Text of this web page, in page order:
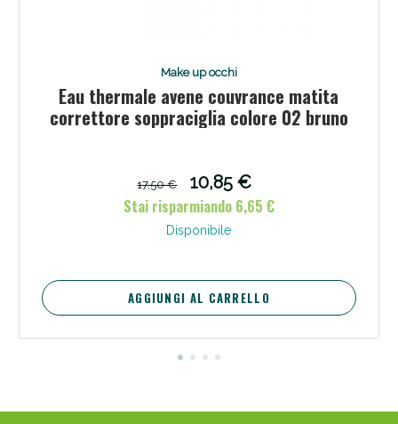
Make up occhi
Eau thermale avene couvrance matita
correttore soppraciglia colore 02 bruno
17,50 €
10,85 €
Stai risparmiando 6,65 €
Disponibile
AGGIUNGI AL CARRELLO
Scopri le offerte di Oggi